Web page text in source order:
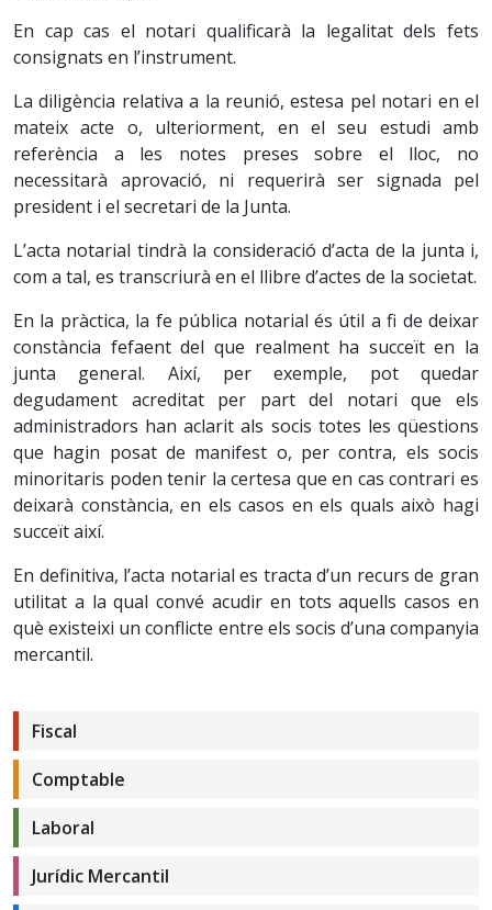
En cap cas el notari qualificarà la legalitat dels fets
consignats en l’instrument.
La diligència relativa a la reunió, estesa pel notari en el
mateix acte o, ulteriorment, en el seu estudi amb
referència a les notes preses sobre el lloc, no
necessitarà aprovació, ni requerirà ser signada pel
president i el secretari de la Junta.
L’acta notarial tindrà la consideració d’acta de la junta i,
com a tal, es transcriurà en el llibre d’actes de la societat.
En la pràctica, la fe pública notarial és útil a fi de deixar
constància fefaent del que realment ha succeït en la
junta general. Així, per exemple, pot quedar
degudament acreditat per part del notari que els
administradors han aclarit als socis totes les qüestions
que hagin posat de manifest o, per contra, els socis
minoritaris poden tenir la certesa que en cas contrari es
deixarà constància, en els casos en els quals això hagi
succeït així.
En definitiva, l’acta notarial es tracta d’un recurs de gran
utilitat a la qual convé acudir en tots aquells casos en
què existeixi un conflicte entre els socis d’una companyia
mercantil.
Fiscal
Comptable
Laboral
Jurídic Mercantil